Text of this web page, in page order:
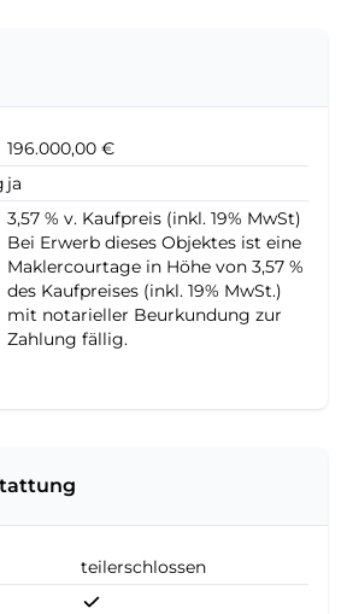
196.000,00 €
ja
3,57 % v. Kaufpreis (inkl. 19% MwSt)
Bei Erwerb dieses Objektes ist eine
Maklercourtage in Höhe von 3,57 %
des Kaufpreises (inkl. 19% MwSt.)
mit notarieller Beurkundung zur
Zahlung fällig.
teilerschlossen